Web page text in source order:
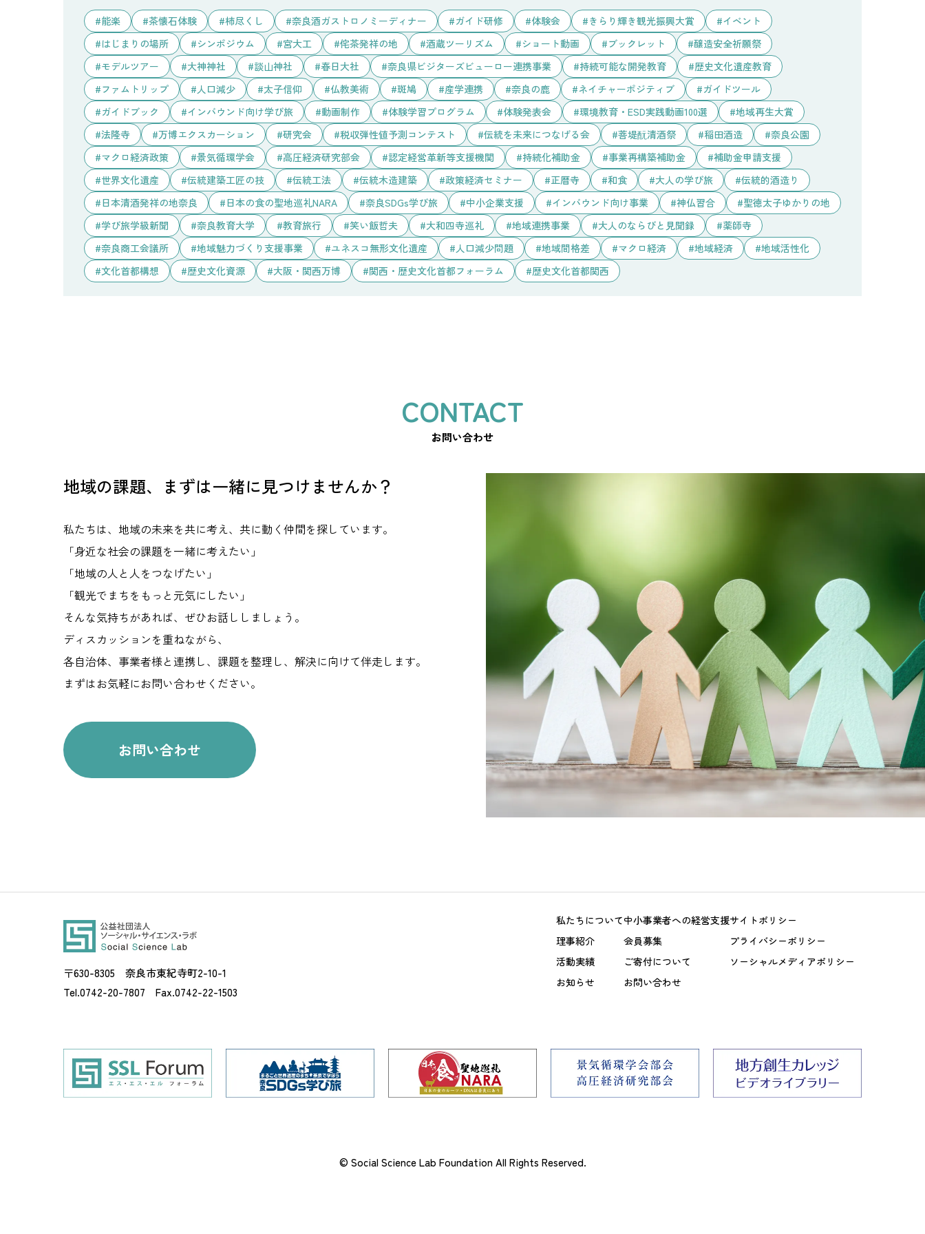
能楽 茶懐石体験 柿尽くし 奈良酒ガストロノミーディナー ガイド研修 体験会 きらり輝き観光振興大賞
イベント
はじまりの場所
シンポジウム 宮大工 侘茶発祥の地 酒蔵ツーリズム ショート動画 ブックレット
醸造安全祈願祭
モデルツアー
大神神社 談山神社 春日大社 奈良県ビジターズビューロー連携事業 持続可能な開発教育
歴史文化遺産教育
ファムトリップ
人口減少 太子信仰 仏教美術 斑鳩 産学連携 奈良の鹿 ネイチャーポジティブ
ガイドツール
ガイドブック
インバウンド向け学び旅 動画制作 体験学習プログラム 体験発表会 環境教育・ESD実践動画100選
地域再生大賞
法隆寺
万博エクスカーション 研究会 税収弾性値予測コンテスト 伝統を未来につなげる会 菩堤酛清酒祭 稲田酒造
奈良公園
マクロ経済政策
景気循環学会 高圧経済研究部会 認定経営革新等支援機関 持続化補助金 事業再構築補助金
補助金申請支援
世界文化遺産
伝統建築工匠の技 伝統工法 伝統木造建築 政策経済セミナー 正暦寺 和食 大人の学び旅
伝統的酒造り
日本清酒発祥の地奈良
日本の食の聖地巡礼NARA 奈良SDGs学び旅 中小企業支援 インバウンド向け事業 神仏習合
聖徳太子ゆかりの地
学び旅学級新聞
奈良教育大学 教育旅行 笑い飯哲夫 大和四寺巡礼 地域連携事業 大人のならびと見聞録
薬師寺
奈良商工会議所
地域魅力づくり支援事業 ユネスコ無形文化遺産 人口減少問題 地域間格差 マクロ経済 地域経済
地域活性化
文化首都構想
歴史文化資源 大阪・関西万博 関西・歴史文化首都フォーラム 歴史文化首都関西
お問い合わせ
地域の課題、まずは一緒に見つけませんか？
私たちは、地域の未来を共に考え、共に動く仲間を探しています。
「身近な社会の課題を一緒に考えたい」
「地域の人と人をつなげたい」
「観光でまちをもっと元気にしたい」
そんな気持ちがあれば、ぜひお話ししましょう。
ディスカッションを重ねながら、
各自治体、事業者様と連携し、課題を整理し、解決に向けて伴走します。
まずはお気軽にお問い合わせください。
お問い合わせ
〒630-8305 奈良市東紀寺町2-10-1
Tel.0742-20-7807 Fax.0742-22-1503
私たちについて
理事紹介
活動実績
お知らせ
中小事業者への経営支援
会員募集
ご寄付について
お問い合わせ
サイトポリシー
プライバシーポリシー
ソーシャルメディアポリシー
© Social Science Lab Foundation All Rights Reserved.